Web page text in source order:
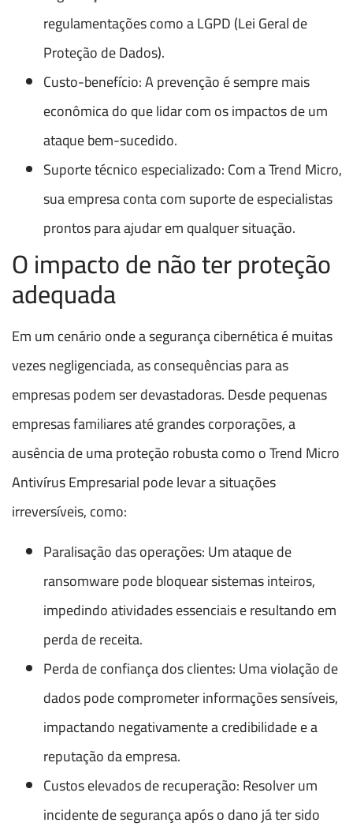
regulamentações como a LGPD (Lei Geral de
Proteção de Dados).
Custo-benefício: A prevenção é sempre mais
econômica do que lidar com os impactos de um
ataque bem-sucedido.
Suporte técnico especializado: Com a Trend Micro,
sua empresa conta com suporte de especialistas
prontos para ajudar em qualquer situação.
O impacto de não ter proteção
adequada
Em um cenário onde a segurança cibernética é muitas
vezes negligenciada, as consequências para as
empresas podem ser devastadoras. Desde pequenas
empresas familiares até grandes corporações, a
ausência de uma proteção robusta como o Trend Micro
Antivírus Empresarial pode levar a situações
irreversíveis, como:
Paralisação das operações: Um ataque de
ransomware pode bloquear sistemas inteiros,
impedindo atividades essenciais e resultando em
perda de receita.
Perda de confiança dos clientes: Uma violação de
dados pode comprometer informações sensíveis,
impactando negativamente a credibilidade e a
reputação da empresa.
Custos elevados de recuperação: Resolver um
incidente de segurança após o dano já ter sido